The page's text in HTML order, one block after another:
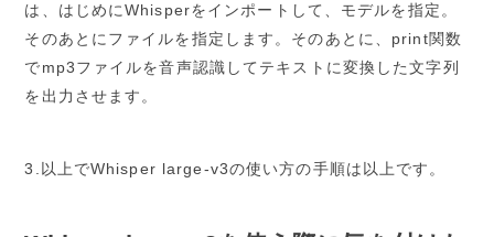
は、はじめにWhisperをインポートして、モデルを指定。
そのあとにファイルを指定します。そのあとに、print関数
でmp3ファイルを音声認識してテキストに変換した文字列
を出力させます。
3.以上でWhisper large-v3の使い方の手順は以上です。